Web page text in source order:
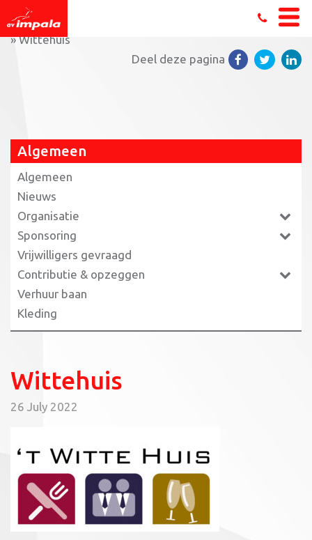
Home»Triathlon jeugdleden maken zich klaar voor EK
»Wittehuis
Deel deze pagina
Algemeen
Algemeen
Nieuws
Organisatie
Sponsoring
Vrijwilligers gevraagd
Contributie & opzeggen
Verhuur baan
Kleding
Wittehuis
26 July 2022